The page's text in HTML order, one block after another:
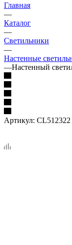
Главная
—
Каталог
—
Светильники
—
Настенные
—Настенный
Артикул: CL512322